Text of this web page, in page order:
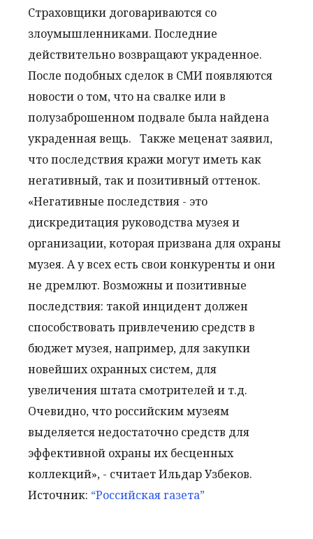
Страховщики договариваются со
злоумышленниками. Последние
действительно возвращают украденное.
После подобных сделок в СМИ появляются
новости о том, что на свалке или в
полузаброшенном подвале была найдена
украденная вещь. Также меценат заявил,
что последствия кражи могут иметь как
негативный, так и позитивный оттенок.
«Негативные последствия - это
дискредитация руководства музея и
организации, которая призвана для охраны
музея. А у всех есть свои конкуренты и они
не дремлют. Возможны и позитивные
последствия: такой инцидент должен
способствовать привлечению средств в
бюджет музея, например, для закупки
новейших охранных систем, для
увеличения штата смотрителей и т.д.
Очевидно, что российским музеям
выделяется недостаточно средств для
эффективной охраны их бесценных
коллекций», - считает Ильдар Узбеков.
Источник: “Российская газета”